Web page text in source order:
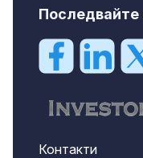
Последвайте
Контакти